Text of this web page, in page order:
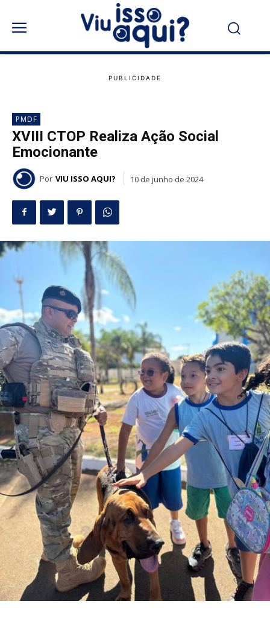
PMDF
XVIII CTOP Realiza Ação Social
Emocionante
Por VIU ISSO AQUI? 10 de junho de 2024